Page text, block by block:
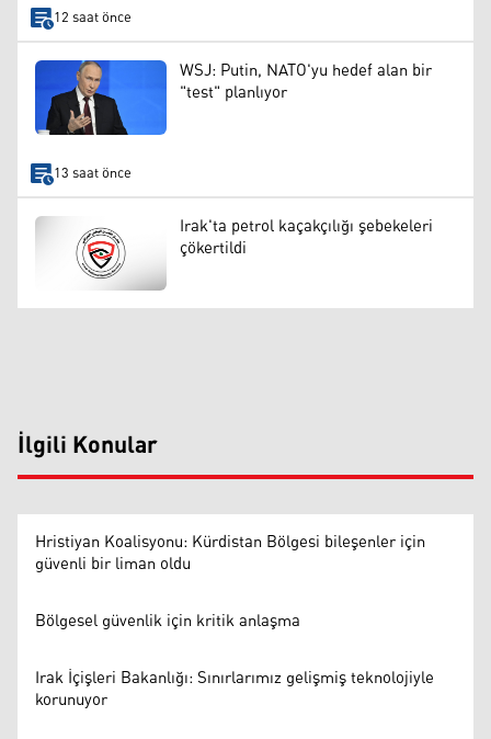
12 saat önce
WSJ: Putin, NATO'yu hedef alan bir
"test" planlıyor
13 saat önce
Irak'ta petrol kaçakçılığı şebekeleri
çökertildi
İlgili Konular
Hristiyan Koalisyonu: Kürdistan Bölgesi bileşenler için
güvenli bir liman oldu
Bölgesel güvenlik için kritik anlaşma
Irak İçişleri Bakanlığı: Sınırlarımız gelişmiş teknolojiyle
korunuyor